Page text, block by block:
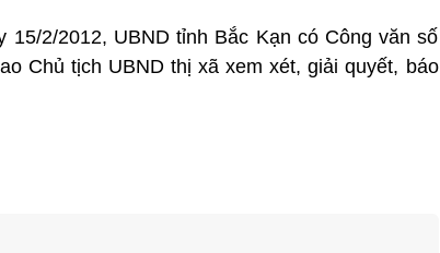
2/2012, UBND tỉnh Bắc Kạn có Công văn số
Chủ tịch UBND thị xã xem xét, giải quyết, báo